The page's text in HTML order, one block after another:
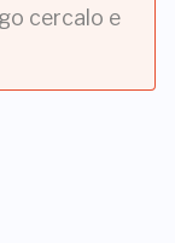
cercalo e